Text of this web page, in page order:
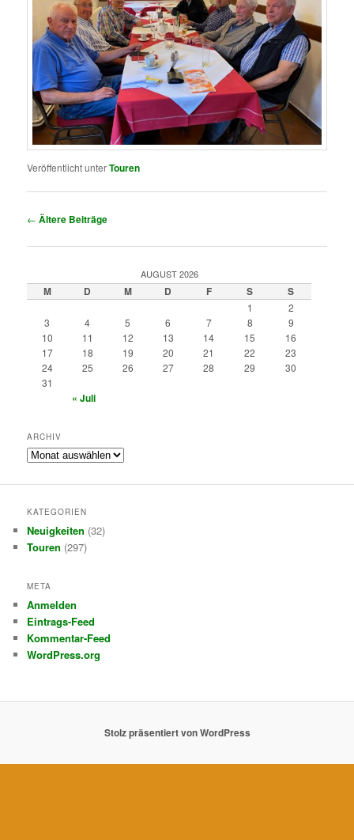
Veröffentlicht unterTouren
Beitragsnavigation
← Ältere Beiträge
AUGUST 2026
M D M D F S S
1
2
3
4 5 6 7 8
9
10
11 12 13 14 15
16
17
18 19 20 21 22
23
24
25 26 27 28 29
30
31
« Juli
ARCHIV
Archiv
KATEGORIEN
Neuigkeiten (32)
Touren (297)
META
Anmelden
Eintrags-Feed
Kommentar-Feed
WordPress.org
Stolz präsentiert von WordPress